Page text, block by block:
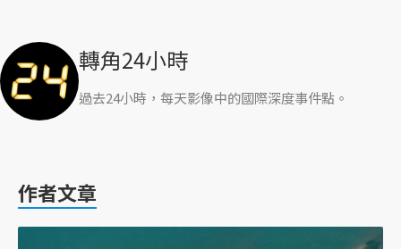
轉角24小時
過去24小時，每天影像中的國際深度事件點。
作者文章